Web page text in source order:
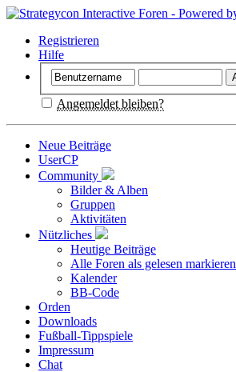
Registrieren
Hilfe
Angemeldet bleiben?
Neue Beiträge
UserCP
Community
Bilder & Alben
Gruppen
Aktivitäten
Nützliches
Heutige Beiträge
Alle Foren als gelesen markieren
Kalender
BB-Code
Orden
Downloads
Fußball-Tippspiele
Impressum
Chat